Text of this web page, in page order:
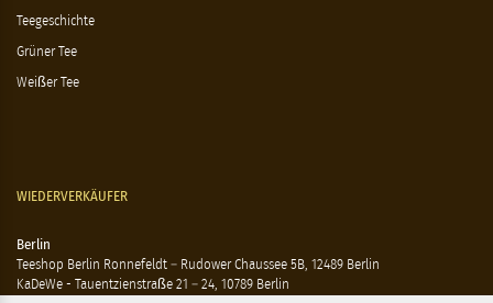
Teegeschichte
Grüner Tee
Weißer Tee
WIEDERVERKÄUFER
Berlin
Teeshop Berlin Ronnefeldt – Rudower Chaussee 5B, 12489 Berlin
KaDeWe - Tauentzienstraße 21 – 24, 10789 Berlin